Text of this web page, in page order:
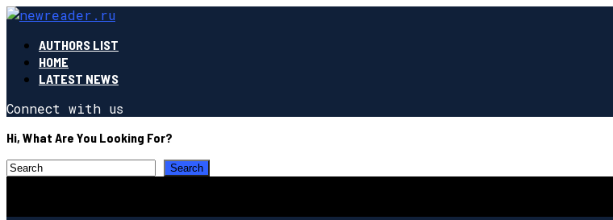
AUTHORS LIST
HOME
LATEST NEWS
Connect with us
Hi, What Are You Looking For?